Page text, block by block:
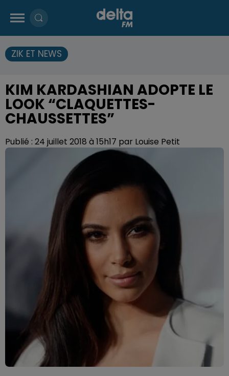
ZIK ET NEWS
KIM KARDASHIAN ADOPTE LE
LOOK “CLAQUETTES-
CHAUSSETTES”
Publié : 24 juillet 2018 à 15h17 par Louise Petit